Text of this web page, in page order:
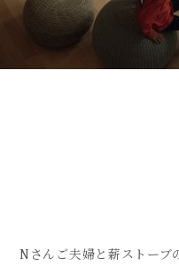
Nさんご夫婦と薪ストーブ